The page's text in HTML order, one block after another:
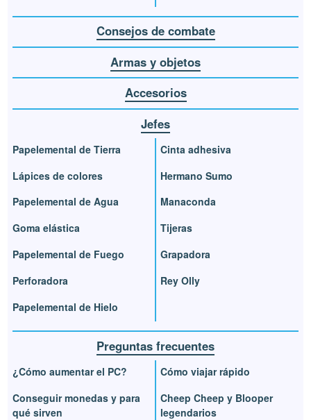
Consejos de combate
Armas y objetos
Accesorios
Jefes
Papelemental de Tierra
Lápices de colores
Papelemental de Agua
Goma elástica
Papelemental de Fuego
Perforadora
Papelemental de Hielo
Cinta adhesiva
Hermano Sumo
Manaconda
Tijeras
Grapadora
Rey Olly
Preguntas frecuentes
¿Cómo aumentar el PC?
Conseguir monedas y para
qué sirven
Cómo viajar rápido
Cheep Cheep y Blooper
legendarios